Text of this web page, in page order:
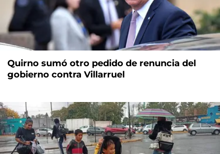
Quirno sumó otro pedido de renuncia del
gobierno contra Villarruel